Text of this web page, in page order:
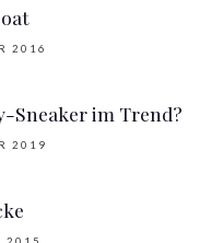
2016
Sneaker im Trend?
2019